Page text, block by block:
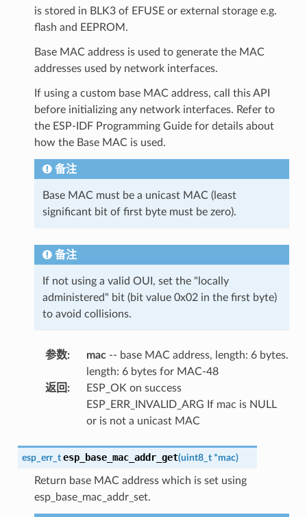
is stored in BLK3 of EFUSE or external storage e.g.
flash and EEPROM.
Base MAC address is used to generate the MAC
addresses used by network interfaces.
If using a custom base MAC address, call this API
before initializing any network interfaces. Refer to
the ESP-IDF Programming Guide for details about
how the Base MAC is used.
备注
Base MAC must be a unicast MAC (least
significant bit of first byte must be zero).
备注
If not using a valid OUI, set the "locally
administered" bit (bit value 0x02 in the first byte)
to avoid collisions.
参数: mac-- base MAC address, length: 6 bytes.
length: 6 bytes for MAC-48
返回 :
ESP_OK on success
ESP_ERR_INVALID_ARG If mac is NULL
or is not a unicast MAC
esp_err_t esp_base_mac_addr_get(uint8_t *mac)
Return base MAC address which is set using
esp_base_mac_addr_set.